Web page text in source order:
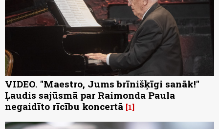
VIDEO. "Maestro, Jums brīnišķīgi sanāk!"
Ļaudis sajūsmā par Raimonda Paula
negaidīto rīcību koncertā 1